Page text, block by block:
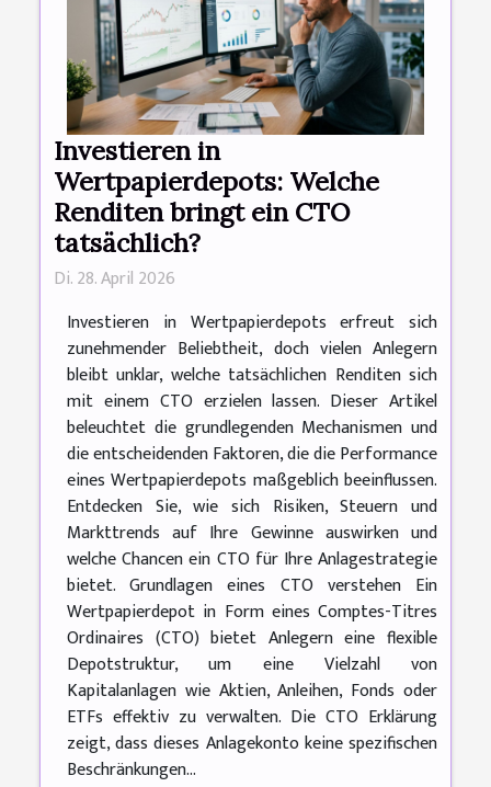
Investieren in
Wertpapierdepots: Welche
Renditen bringt ein CTO
tatsächlich?
Di. 28. April 2026
Investieren in Wertpapierdepots erfreut sich
zunehmender Beliebtheit, doch vielen Anlegern
bleibt unklar, welche tatsächlichen Renditen sich
mit einem CTO erzielen lassen. Dieser Artikel
beleuchtet die grundlegenden Mechanismen und
die entscheidenden Faktoren, die die Performance
eines Wertpapierdepots maßgeblich beeinflussen.
Entdecken Sie, wie sich Risiken, Steuern und
Markttrends auf Ihre Gewinne auswirken und
welche Chancen ein CTO für Ihre Anlagestrategie
bietet. Grundlagen eines CTO verstehen Ein
Wertpapierdepot in Form eines Comptes-Titres
Ordinaires (CTO) bietet Anlegern eine flexible
Depotstruktur, um eine Vielzahl von
Kapitalanlagen wie Aktien, Anleihen, Fonds oder
ETFs effektiv zu verwalten. Die CTO Erklärung
zeigt, dass dieses Anlagekonto keine spezifischen
Beschränkungen...